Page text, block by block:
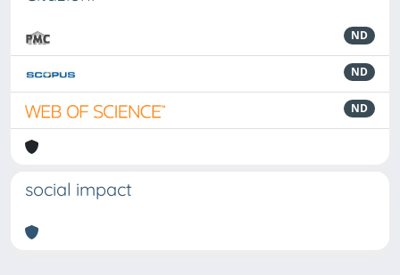
ND
ND
ND
social impact